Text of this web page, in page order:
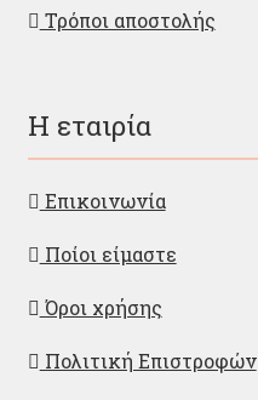
Τρόποι αποστολής
Η εταιρία
Επικοινωνία
Ποίοι είμαστε
Όροι χρήσης
Πολιτική Επιστροφών